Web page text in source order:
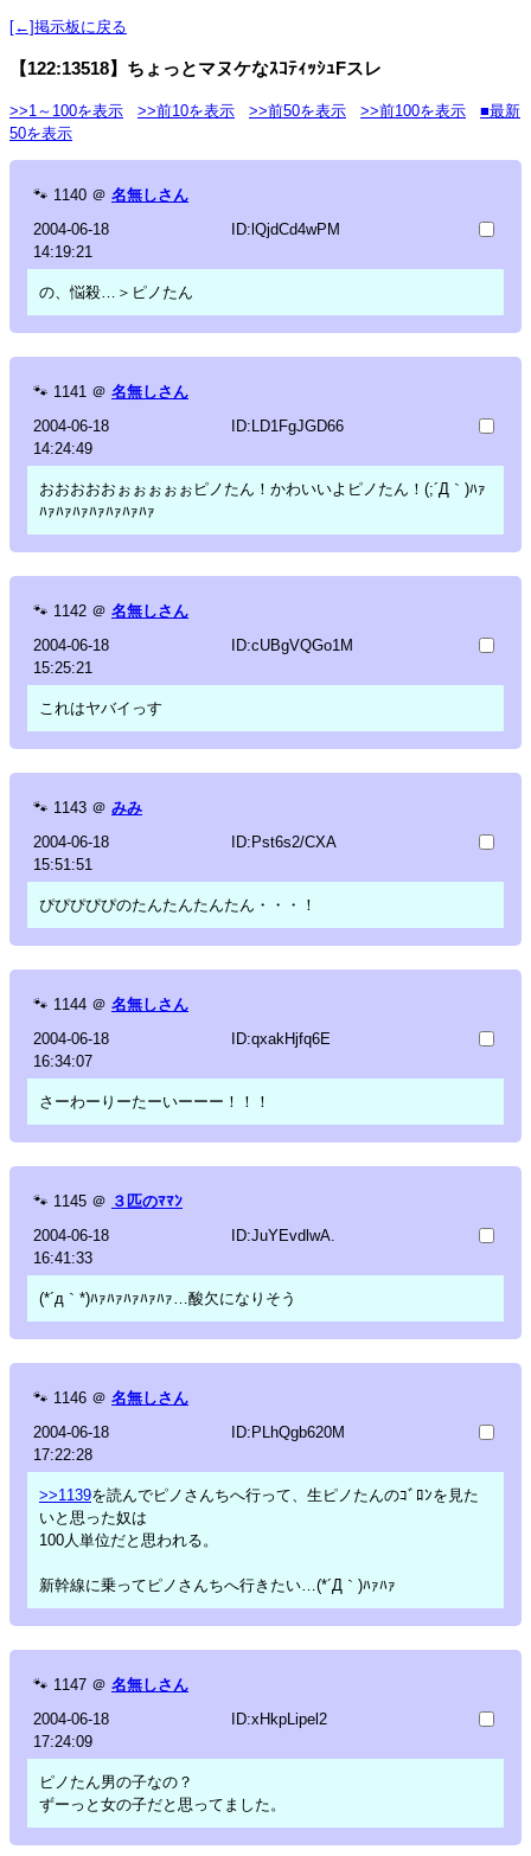
[←]掲示板に戻る
【122:13518】ちょっとマヌケなｽｺﾃｨｯｼｭFスレ
>>1～100を表示 >>前10を表示 >>前50を表示 >>前100を表示
■最新
50を表示
🐾 1140 ＠ 名無しさん
2004-06-18
14:19:21
ID:lQjdCd4wPM
の、悩殺…＞ピノたん
🐾 1141 ＠ 名無しさん
2004-06-18
14:24:49
ID:LD1FgJGD66
おおおおおぉぉぉぉぉピノたん！かわいいよピノたん！(;´Д｀)ﾊｧ
ﾊｧﾊｧﾊｧﾊｧﾊｧﾊｧﾊｧ
🐾 1142 ＠ 名無しさん
2004-06-18
15:25:21
ID:cUBgVQGo1M
これはヤバイっす
🐾 1143 ＠ みみ
2004-06-18
15:51:51
ID:Pst6s2/CXA
ぴぴぴぴぴのたんたんたんたん・・・！
🐾 1144 ＠ 名無しさん
2004-06-18
16:34:07
ID:qxakHjfq6E
さーわーりーたーいーーー！！！
🐾 1145 ＠ ３匹のﾏﾏﾝ
2004-06-18
16:41:33
ID:JuYEvdlwA.
(*´д｀*)ﾊｧﾊｧﾊｧﾊｧﾊｧ…酸欠になりそう
🐾 1146 ＠ 名無しさん
2004-06-18
17:22:28
ID:PLhQgb620M
>>1139を読んでピノさんちへ行って、生ピノたんのｺﾞﾛﾝを見た
いと思った奴は
100人単位だと思われる。
新幹線に乗ってピノさんちへ行きたい…(*´Д｀)ﾊｧﾊｧ
🐾 1147 ＠ 名無しさん
2004-06-18
17:24:09
ID:xHkpLipel2
ピノたん男の子なの？
ずーっと女の子だと思ってました。